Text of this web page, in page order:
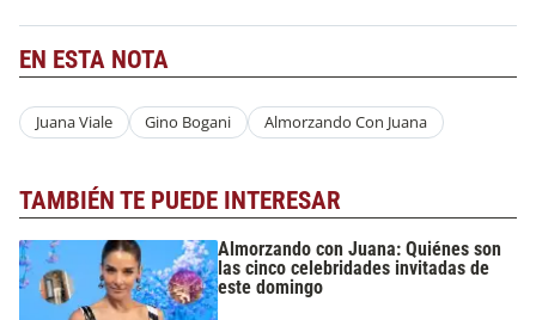
EN ESTA NOTA
Juana Viale Gino Bogani Almorzando Con Juana
TAMBIÉN TE PUEDE INTERESAR
Almorzando con Juana: Quiénes son
las cinco celebridades invitadas de
este domingo